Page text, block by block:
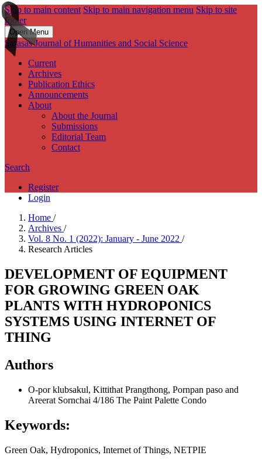
Skip to main content Skip to main navigation menu Skip to site
footer
Open Menu
Sarasas Journal of Humanities and Social Science
Current
Archives
Publication Ethics
Announcements
About
About the Journal
Submissions
Editorial Team
Contact
Search
Register
Login
Home /
Archives /
Vol. 8 No. 1 (2022): January - June 2022 /
Research Articles
DEVELOPMENT OF EQUIPMENT
FOR GROWING GREEN OAK
PLANTS WITH HYDROPONICS
SYSTEMS USING INTERNET OF
THING
Authors
O-por klubsakul, Kittithat Prangthong, Pornpan paso and
Areerat Sornchai 4/186 The Paint Palette Condo
Keywords:
Green Oak, Hydroponics, Internet of Things, NETPIE